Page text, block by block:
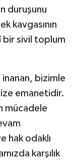
duruşunu
kavgasının
bir sivil toplum
bizimle
emanetidir.
mücadele
hak odaklı
karşılık